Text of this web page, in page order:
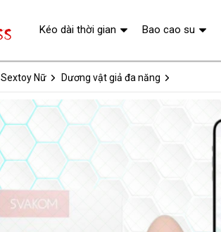
Sextoy Nữ Dương vật giả đa năng
Kéo dài thời gian Bao cao su